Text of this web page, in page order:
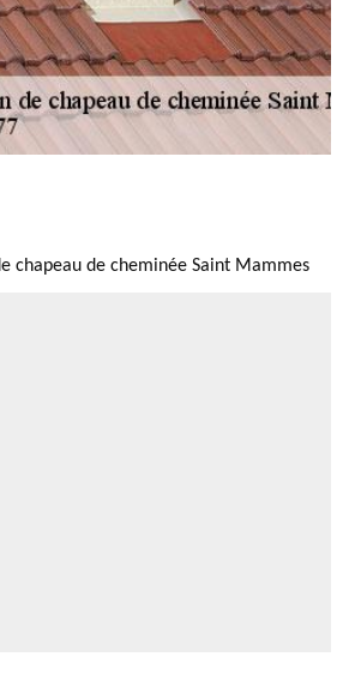
chapeau de cheminée Saint Mammes